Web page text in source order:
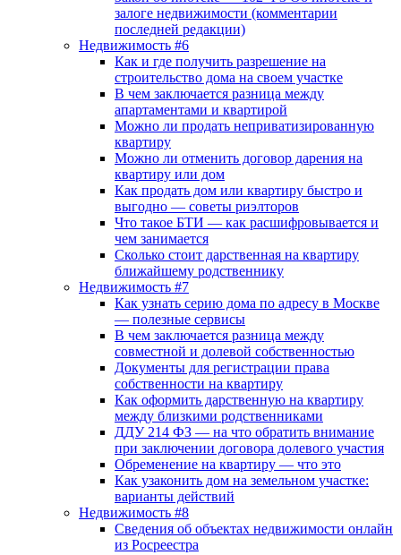
залоге недвижимости (комментарии
последней редакции)
Недвижимость #6
Как и где получить разрешение на
строительство дома на своем участке
В чем заключается разница между
апартаментами и квартирой
Можно ли продать неприватизированную
квартиру
Можно ли отменить договор дарения на
квартиру или дом
Как продать дом или квартиру быстро и
выгодно — советы риэлторов
Что такое БТИ — как расшифровывается и
чем занимается
Сколько стоит дарственная на квартиру
ближайшему родственнику
Недвижимость #7
Как узнать серию дома по адресу в Москве
— полезные сервисы
В чем заключается разница между
совместной и долевой собственностью
Документы для регистрации права
собственности на квартиру
Как оформить дарственную на квартиру
между близкими родственниками
ДДУ 214 ФЗ — на что обратить внимание
при заключении договора долевого участия
Обременение на квартиру — что это
Как узаконить дом на земельном участке:
варианты действий
Недвижимость #8
Сведения об объектах недвижимости онлайн
из Росреестра